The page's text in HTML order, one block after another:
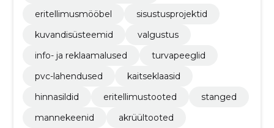
eritellimusmööbel
sisustusprojektid
kuvandisüsteemid
valgustus
info- ja reklaamalused
turvapeeglid
pvc-lahendused
kaitseklaasid
hinnasildid
eritellimustooted
stanged
mannekeenid
akrüültooted